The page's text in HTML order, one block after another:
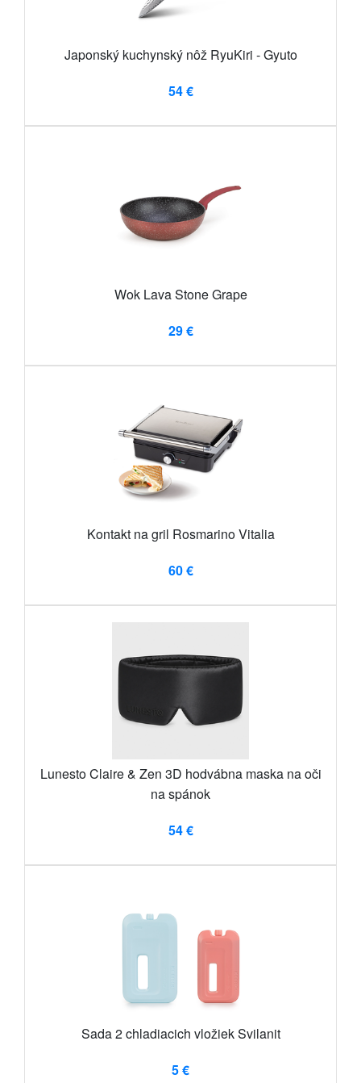
Japonský kuchynský nôž RyuKiri - Gyuto
54 €
Wok Lava Stone Grape
29 €
Kontakt na gril Rosmarino Vitalia
60 €
Lunesto Claire & Zen 3D hodvábna maska ​​na oči
na spánok
54 €
Sada 2 chladiacich vložiek Svilanit
5 €